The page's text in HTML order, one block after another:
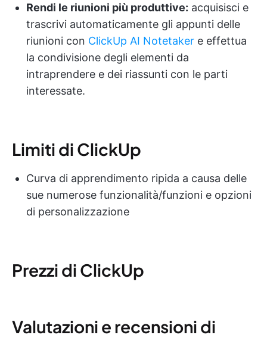
Rendi le riunioni più produttive: acquisisci e
trascrivi automaticamente gli appunti delle
riunioni con ClickUp AI Notetaker e effettua
la condivisione degli elementi da
intraprendere e dei riassunti con le parti
interessate.
Limiti di ClickUp
Curva di apprendimento ripida a causa delle
sue numerose funzionalità/funzioni e opzioni
di personalizzazione
Prezzi di ClickUp
Valutazioni e recensioni di